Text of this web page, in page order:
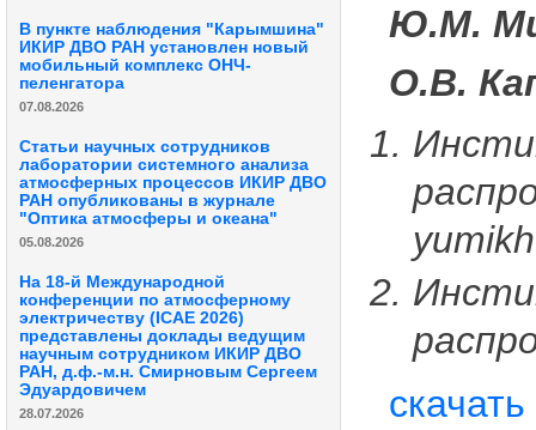
В пункте наблюдения "Карымшина"
ИКИР ДВО РАН установлен новый
мобильный комплекс ОНЧ-
пеленгатора
07.08.2026
Статьи научных сотрудников
лаборатории системного анализа
атмосферных процессов ИКИР ДВО
РАН опубликованы в журнале
"Оптика атмосферы и океана"
05.08.2026
На 18-й Международной
конференции по атмосферному
электричеству (ICAE 2026)
представлены доклады ведущим
научным сотрудником ИКИР ДВО
РАН, д.ф.-м.н. Смирновым Сергеем
Эдуардовичем
28.07.2026
Ю.М.
О.В.
скачать